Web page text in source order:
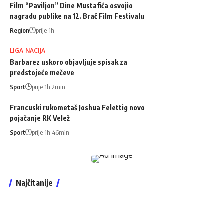
Film “Paviljon” Dine Mustafića osvojio
nagradu publike na 12. Brač Film Festivalu
Region prije 1h
LIGA NACIJA
Barbarez uskoro objavljuje spisak za
predstojeće mečeve
Sport prije 1h 2min
Francuski rukometaš Joshua Felettig novo
pojačanje RK Velež
Sport prije 1h 46min
Najčitanije